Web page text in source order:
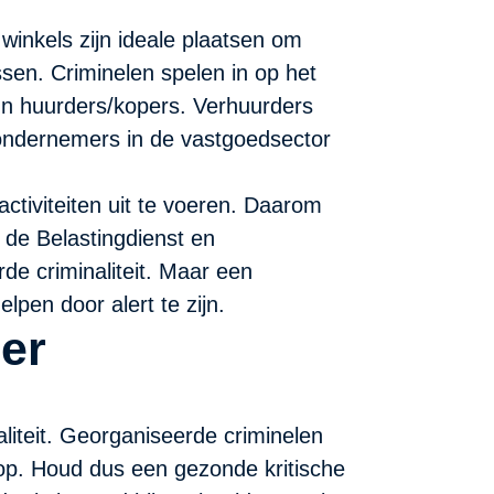
zijn ideale plaatsen om
Criminelen spelen in op het
huurders/kopers. Verhuurders
in de vastgoedsector
uit te voeren. Daarom
Belastingdienst en
criminaliteit. Maar een
door alert te zijn.
Georganiseerde criminelen
Houd dus een gezonde kritische